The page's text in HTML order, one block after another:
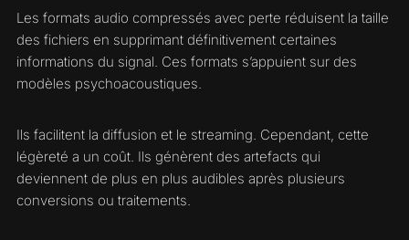
Les formats audio compressés avec perte réduisent la taille
des fichiers en supprimant définitivement certaines
informations du signal. Ces formats s’appuient sur des
modèles psychoacoustiques.
Ils facilitent la diffusion et le streaming. Cependant, cette
légèreté a un coût. Ils génèrent des artefacts qui
deviennent de plus en plus audibles après plusieurs
conversions ou traitements.